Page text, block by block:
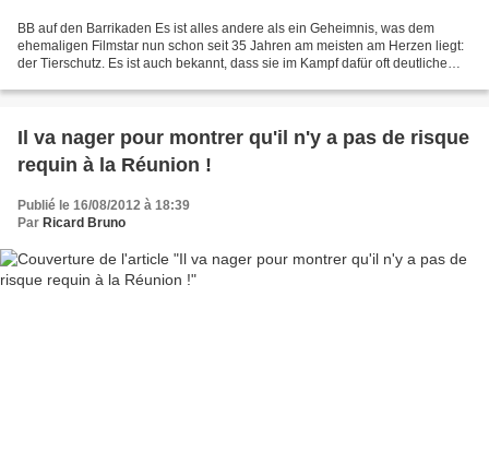
BB auf den Barrikaden Es ist alles andere als ein Geheimnis, was dem
ehemaligen Filmstar nun schon seit 35 Jahren am meisten am Herzen liegt:
der Tierschutz. Es ist auch bekannt, dass sie im Kampf dafür oft deutliche
Il va nager pour montrer qu'il n'y a pas de risque
requin à la Réunion !
Publié le 16/08/2012 à 18:39
Par Ricard Bruno